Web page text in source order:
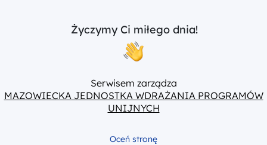
Życzymy Ci miłego dnia!
Serwisem zarządza
MAZOWIECKA JEDNOSTKA WDRAŻANIA PROGRAMÓW
UNIJNYCH
Oceń stronę